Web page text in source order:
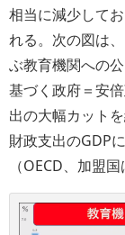
相当に減少して
れる。次の図は
ぶ教育機関への
基づく政府＝安
出の大幅カット
財政支出のGDP
（OECD、加盟